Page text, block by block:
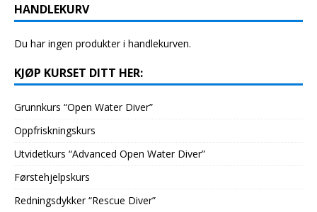
HANDLEKURV
Du har ingen produkter i handlekurven.
KJØP KURSET DITT HER:
Grunnkurs “Open Water Diver”
Oppfriskningskurs
Utvidetkurs “Advanced Open Water Diver”
Førstehjelpskurs
Redningsdykker “Rescue Diver”